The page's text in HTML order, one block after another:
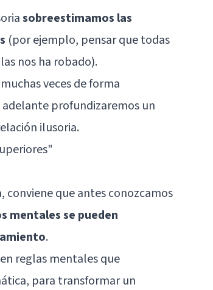
sobreestimamos las
(por ejemplo, pensar que todas
nos ha robado).
veces de forma
profundizaremos un
ilusoria.
"
que antes conozcamos
mentales se pueden
.
reglas mentales que
para transformar un